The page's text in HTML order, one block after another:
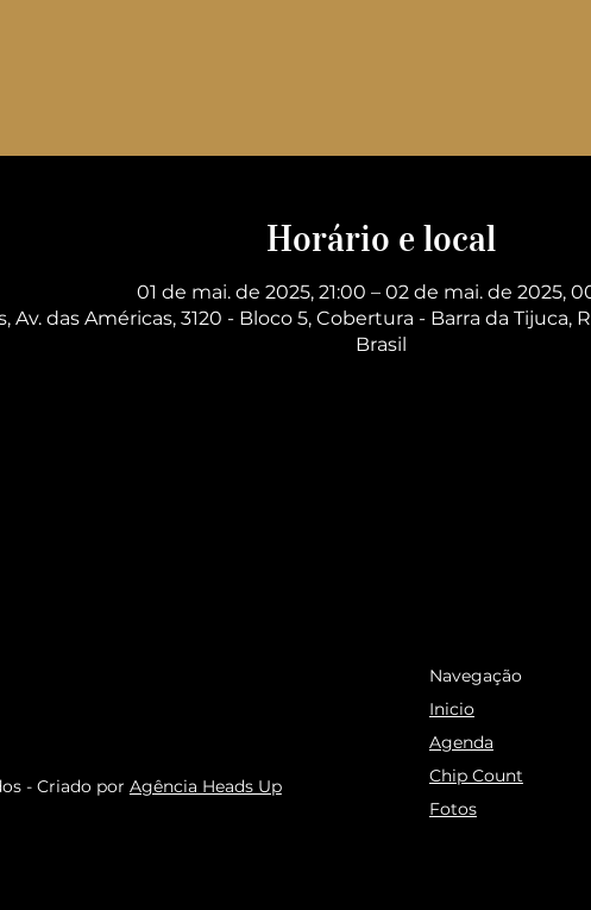
Horário e local
01 de mai. de 2025, 21:00 – 02 de mai. de 2025,
Av. das Américas, 3120 - Bloco 5, Cobertura - Barra da Tijuca,
Brasil
- Criado por Agência Heads Up
Inicio
Agenda
Chip Count
Navegação
Fotos